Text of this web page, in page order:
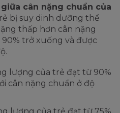
cân nặng chuẩn của
bị suy dinh dưỡng thể
thấp hơn cân nặng
trở xuống và được
lượng của trẻ đạt từ 90%
cân nặng chuẩn ở độ